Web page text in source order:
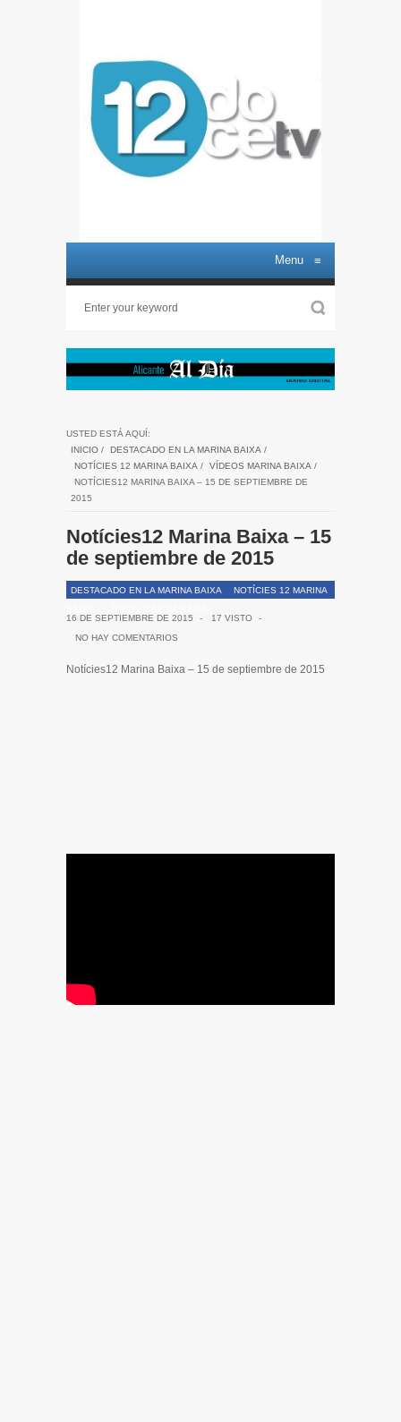
Menu ≡
USTED ESTÁ AQUÍ:
INICIO / DESTACADO EN LA MARINA BAIXA /
NOTÍCIES 12 MARINA BAIXA / VÍDEOS MARINA BAIXA /
NOTÍCIES12 MARINA BAIXA – 15 DE SEPTIEMBRE DE
2015
Notícies12 Marina Baixa – 15
de septiembre de 2015
DESTACADO EN LA MARINA BAIXA
NOTÍCIES 12 MARINA
16 DE SEPTIEMBRE DE 2015
- 17 VISTO
-
NO HAY COMENTARIOS
Notícies12 Marina Baixa – 15 de septiembre de 2015